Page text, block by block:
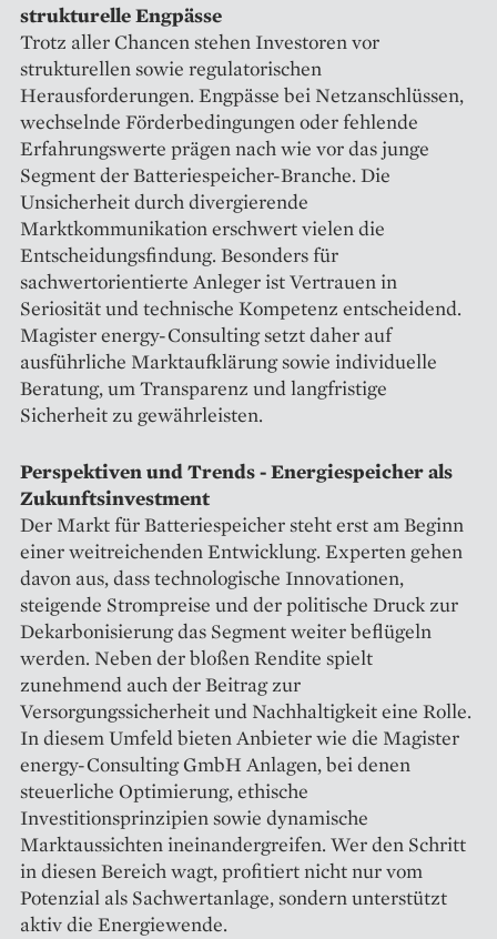
strukturelle Engpässe
Trotz aller Chancen stehen Investoren vor
strukturellen sowie regulatorischen
Herausforderungen. Engpässe bei Netzanschlüssen,
wechselnde Förderbedingungen oder fehlende
Erfahrungswerte prägen nach wie vor das junge
Segment der Batteriespeicher-Branche. Die
Unsicherheit durch divergierende
Marktkommunikation erschwert vielen die
Entscheidungsfindung. Besonders für
sachwertorientierte Anleger ist Vertrauen in
Seriosität und technische Kompetenz entscheidend.
Magister energy-Consulting setzt daher auf
ausführliche Marktaufklärung sowie individuelle
Beratung, um Transparenz und langfristige
Sicherheit zu gewährleisten.
Perspektiven und Trends - Energiespeicher als
Zukunftsinvestment
Der Markt für Batteriespeicher steht erst am Beginn
einer weitreichenden Entwicklung. Experten gehen
davon aus, dass technologische Innovationen,
steigende Strompreise und der politische Druck zur
Dekarbonisierung das Segment weiter beflügeln
werden. Neben der bloßen Rendite spielt
zunehmend auch der Beitrag zur
Versorgungssicherheit und Nachhaltigkeit eine Rolle.
In diesem Umfeld bieten Anbieter wie die Magister
energy-Consulting GmbH Anlagen, bei denen
steuerliche Optimierung, ethische
Investitionsprinzipien sowie dynamische
Marktaussichten ineinandergreifen. Wer den Schritt
in diesen Bereich wagt, profitiert nicht nur vom
Potenzial als Sachwertanlage, sondern unterstützt
aktiv die Energiewende.